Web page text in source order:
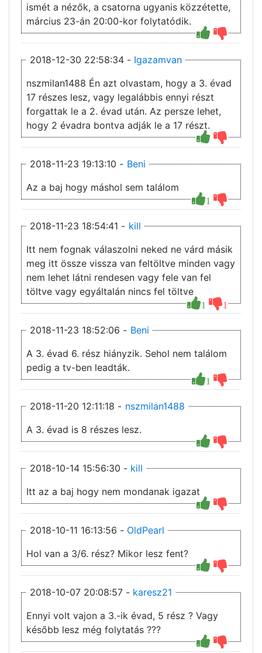
ismét a nézők, a csatorna ugyanis közzétette,
március 23-án 20:00-kor folytatódik.
2018-12-30 22:58:34 - Igazamvan
nszmilan1488 Én azt olvastam, hogy a 3. évad
17 részes lesz, vagy legalábbis ennyi részt
forgattak le a 2. évad után. Az persze lehet,
hogy 2 évadra bontva adják le a 17 részt.
2018-11-23 19:13:10 - Beni
1
Az a baj hogy máshol sem találom
2018-11-23 18:54:41 - kill
1 1
Itt nem fognak válaszolni neked ne várd másik
meg itt össze vissza van feltöltve minden vagy
nem lehet látni rendesen vagy fele van fel
töltve vagy egyáltalán nincs fel töltve
2018-11-23 18:52:06 - Beni
1
A 3. évad 6. rész hiányzik. Sehol nem találom
pedig a tv-ben leadták.
2018-11-20 12:11:18 - nszmilan1488
A 3. évad is 8 részes lesz.
2018-10-14 15:56:30 - kill
Itt az a baj hogy nem mondanak igazat
2018-10-11 16:13:56 - OldPearl
Hol van a 3/6. rész? Mikor lesz fent?
2018-10-07 20:08:57 - karesz21
Ennyi volt vajon a 3.-ik évad, 5 rész ? Vagy
később lesz még folytatás ???